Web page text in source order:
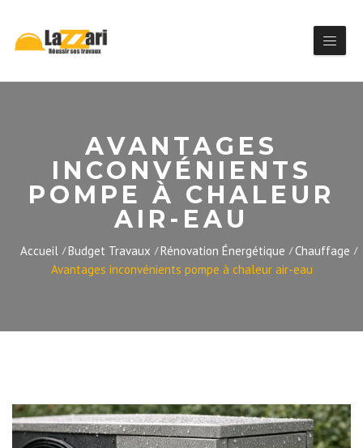
AVANTAGES
INCONVÉNIENTS
POMPE À CHALEUR
AIR-EAU
Accueil Budget Travaux Rénovation Énergétique
Chauffage
Avantages inconvénients pompe à chaleur air-eau